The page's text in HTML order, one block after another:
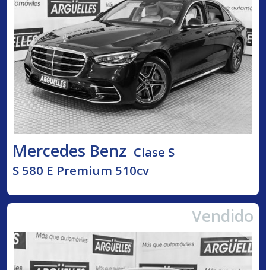
Mercedes Benz Clase S
S 580 E Premium 510cv
Vendido